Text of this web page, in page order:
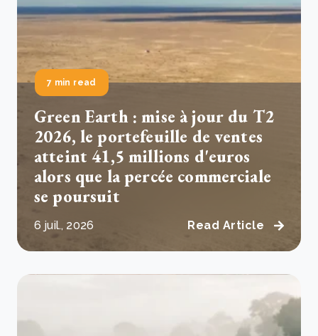
7 min read
Green Earth : mise à jour du T2
2026, le portefeuille de ventes
atteint 41,5 millions d'euros
alors que la percée commerciale
se poursuit
6 juil., 2026 Read Article